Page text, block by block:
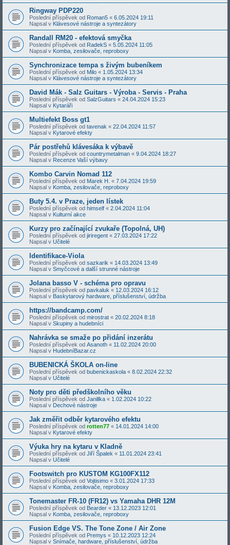
Ringway PDP220
Poslední příspěvek od Roman5 « 6.05.2024 19:11
Napsal v Klávesové nástroje a syntezátory
Randall RM20 - efektová smyčka
Poslední příspěvek od RadekS « 5.05.2024 11:05
Napsal v Komba, zesilovače, reproboxy
Synchronizace tempa s živým bubeníkem
Poslední příspěvek od Milo « 1.05.2024 13:34
Napsal v Klávesové nástroje a syntezátory
David Mák - Salz Guitars - Výroba - Servis - Praha
Poslední příspěvek od SalzGuitars « 24.04.2024 15:23
Napsal v Kytaráři
Multiefekt Boss gt1
Poslední příspěvek od tavenak « 22.04.2024 11:57
Napsal v Kytarové efekty
Pár postřehů klávesáka k výbavě
Poslední příspěvek od countrymetalman « 9.04.2024 18:27
Napsal v Recenze Vaší výbavy
Kombo Carvin Nomad 112
Poslední příspěvek od Marek H. « 7.04.2024 19:59
Napsal v Komba, zesilovače, reproboxy
Buty 5.4. v Praze, jeden lístek
Poslední příspěvek od himself « 2.04.2024 11:04
Napsal v Kulturní akce
Kurzy pro začínající zvukaře (Topolná, UH)
Poslední příspěvek od jiriregent « 27.03.2024 17:22
Napsal v Učitelé
Identifikace-Viola
Poslední příspěvek od sazkarik « 14.03.2024 13:49
Napsal v Smyčcové a další strunné nástroje
Jolana basso V - schéma pro opravu
Poslední příspěvek od pavkaluk « 12.03.2024 16:12
Napsal v Baskytarový hardware, příslušenství, údržba
https://bandcamp.com/
Poslední příspěvek od mirostrat « 20.02.2024 8:18
Napsal v Skupiny a hudebníci
Nahrávka se smaže po přidání inzerátu
Poslední příspěvek od Asanoth « 11.02.2024 20:00
Napsal v HudebníBazar.cz
BUBENICKÁ ŠKOLA on-line
Poslední příspěvek od bubenickaskola « 8.02.2024 22:32
Napsal v Učitelé
Noty pro děti předškolního věku
Poslední příspěvek od Janillka « 1.02.2024 10:22
Napsal v Dechové nástroje
Jak změřit odběr kytarového efektu
Poslední příspěvek od rotten77 « 14.01.2024 14:00
Napsal v Kytarové efekty
Výuka hry na kytaru v Kladně
Poslední příspěvek od Jiří Špalek « 11.01.2024 23:41
Napsal v Učitelé
Footswitch pro KUSTOM KG100FX112
Poslední příspěvek od Vojtisimo « 3.01.2024 17:33
Napsal v Komba, zesilovače, reproboxy
Tonemaster FR-10 (FR12) vs Yamaha DHR 12M
Poslední příspěvek od Bearder « 13.12.2023 12:01
Napsal v Komba, zesilovače, reproboxy
Fusion Edge VS. The Tone Zone / Air Zone
Poslední příspěvek od Premys « 10.12.2023 12:24
Napsal v Snímače, hardware, příslušenství, údržba